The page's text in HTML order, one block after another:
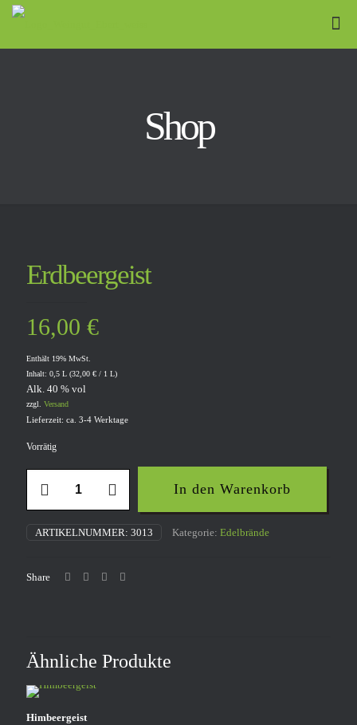
Shop
Erdbeergeist
16,00 €
Enthält 19% MwSt.
Inhalt: 0,5 L (32,00 € / 1 L)
Alk. 40 % vol
zzgl. Versand
Lieferzeit: ca. 3-4 Werktage
Vorrätig
In den Warenkorb
ARTIKELNUMMER: 3013 Kategorie: Edelbrände
Share
Ähnliche Produkte
Himbeergeist